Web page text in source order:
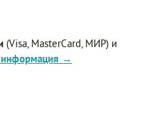
(Visa, MasterCard, МИР) и
→